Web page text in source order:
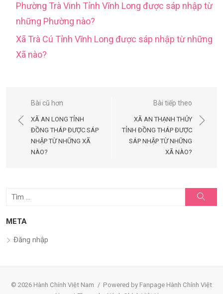
Phường Trà Vinh Tỉnh Vĩnh Long được sáp nhập từ
những Phường nào?
Xã Trà Cú Tỉnh Vĩnh Long được sáp nhập từ những
Xã nào?
Điều
hướng
viết
Bài cũ hơn
XÃ AN LONG TỈNH
ĐỒNG THÁP ĐƯỢC SÁP
NHẬP TỪ NHỮNG XÃ
NÀO?
Bài tiếp theo
XÃ AN THẠNH THỦY
TỈNH ĐỒNG THÁP ĐƯỢC
SÁP NHẬP TỪ NHỮNG
XÃ NÀO?
Tìm
quả
kiếm
META
Đăng nhập
© 2026 Hành Chính Việt Nam / Powered by Fanpage Hành Chính Việt